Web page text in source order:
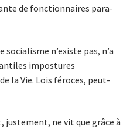
de fonctionnaires para­
n’existe pas, n’a
impostures
la Vie. Lois fé­ro­ces, peut-
justement, ne vit que grâce à